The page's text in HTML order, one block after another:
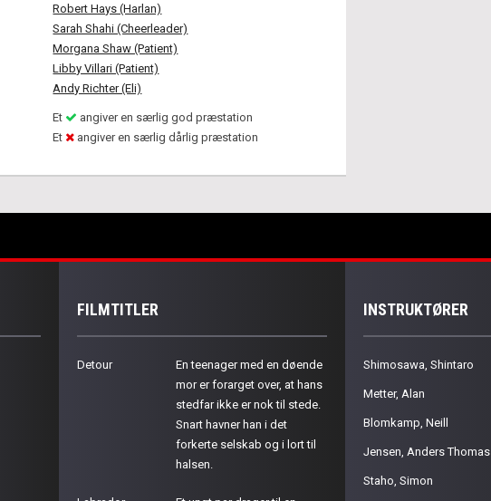
Robert Hays (Harlan)
Sarah Shahi (Cheerleader)
Morgana Shaw (Patient)
Libby Villari (Patient)
Andy Richter (Eli)
Et
angiver en særlig god præstation
Et
angiver en særlig dårlig præstation
FILMTITLER
Detour
En teenager med en døende
mor er forarget over, at hans
stedfar ikke er nok til stede.
Snart havner han i det
forkerte selskab og i lort til
halsen.
INSTRUKTØRER
Shimosawa, Shintaro
Metter, Alan
Blomkamp, Neill
Jensen, Anders Thomas
Staho, Simon